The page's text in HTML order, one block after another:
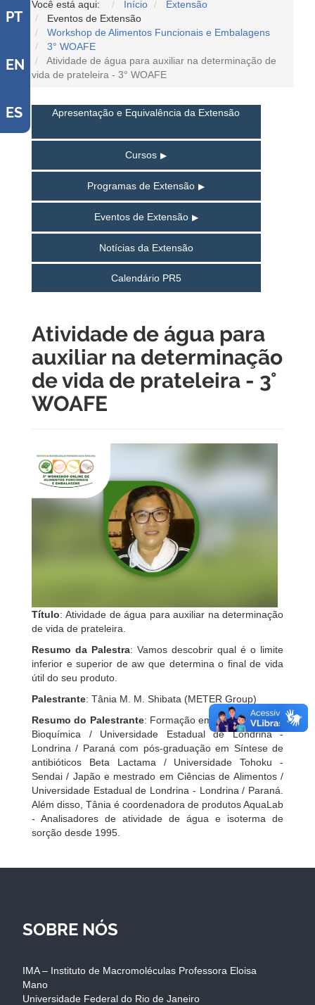
PT
EN
ES
Você está aqui: Início
Extensão
Eventos de Extensão
Workshop de Alimentos Funcionais e Embalagens
3° WOAFE
Atividade de água para auxiliar na determinação de
vida de prateleira - 3° WOAFE
Apresentação e Equivalência da Extensão
Cursos
Programas de Extensão
Eventos de Extensão
Notícias da Extensão
Calendário PR5
Atividade de água para
auxiliar na determinação
de vida de prateleira - 3°
WOAFE
Título: Atividade de água para auxiliar na determinação
de vida de prateleira.
Resumo da Palestra: Vamos descobrir qual é o limite
inferior e superior de aw que determina o final de vida
útil do seu produto.
Palestrante: Tânia M. M. Shibata (METER Group)
Resumo do Palestrante: Formação em Farmacêutica -
Bioquímica / Universidade Estadual de Londrina -
Londrina / Paraná com pós-graduação em Síntese de
antibióticos Beta Lactama / Universidade Tohoku -
Sendai / Japão e mestrado em Ciências de Alimentos /
Universidade Estadual de Londrina - Londrina / Paraná.
Além disso, Tânia é coordenadora de produtos AquaLab
- Analisadores de atividade de água e isoterma de
sorção desde 1995.
SOBRE NÓS
IMA – Instituto de Macromoléculas Professora Eloisa
Mano
Universidade Federal do Rio de Janeiro